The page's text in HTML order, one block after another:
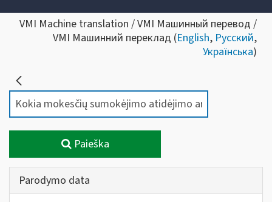
VMI Machine translation / VMI Машинный перевод /
VMI Машинний переклад (English, Русский,
Українська)
Paieška
Parodymo data